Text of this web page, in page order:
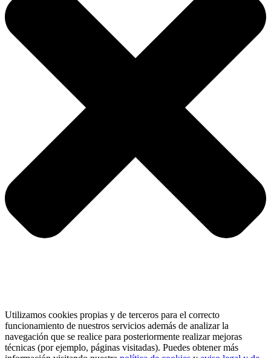
Utilizamos cookies propias y de terceros para el correcto
funcionamiento de nuestros servicios además de analizar la
navegación que se realice para posteriormente realizar mejoras
técnicas (por ejemplo, páginas visitadas). Puedes obtener más